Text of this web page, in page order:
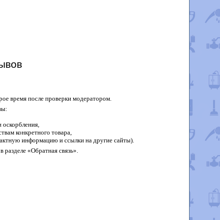
время после проверки модератором.
конкретного товара,
информацию и ссылки на другие сайты).
«Обратная связь».